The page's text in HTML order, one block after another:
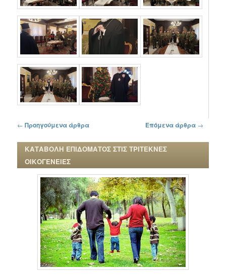
Πλοήγηση στα άρθρα
← Προηγούμενα άρθρα Επόμενα άρθρα →
ΚΑΤΑΒΟΛΗ ΕΠΙΔΟΜΑΤΟΣ ΣΤΙΣ ΤΡΙΤΕΚΝΕΣ
ΟΙΚΟΓΕΝΕΙΕΣ